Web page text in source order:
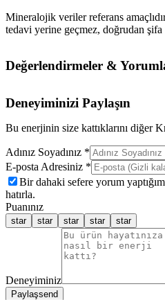
Mineralojik veriler referans
tedavi yerine geçmez, doğrudan şifa
Değerlendirmeler &
Deneyiminizi Paylaşın
Bu enerjinin size kattıklarını diğer
Adınız Soyadınız *
E-posta Adresiniz *
Bir dahaki sefere yorum
hatırla.
Puanınız
star star star star star
Deneyiminiz
Paylaşsend